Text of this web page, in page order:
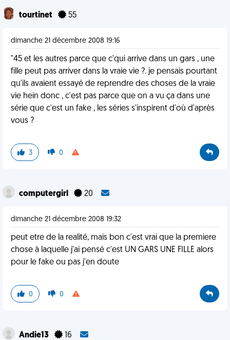
tourtinet 55
dimanche 21 décembre 2008 19:16
"45 et les autres parce que c'qui arrive dans un gars , une
fille peut pas arriver dans la vraie vie ?. je pensais pourtant
qu'ils avaient essayé de reprendre des choses de la vraie
vie hein donc , c'est pas parce que on a vu ça dans une
série que c'est un fake , les séries s'inspirent d'où d'après
vous ?
3 0
computergirl 20
dimanche 21 décembre 2008 19:32
peut etre de la realité, mais bon c'est vrai que la premiere
chose à laquelle j'ai pensé c'est UN GARS UNE FILLE alors
pour le fake ou pas j'en doute
0 0
Andie13 16